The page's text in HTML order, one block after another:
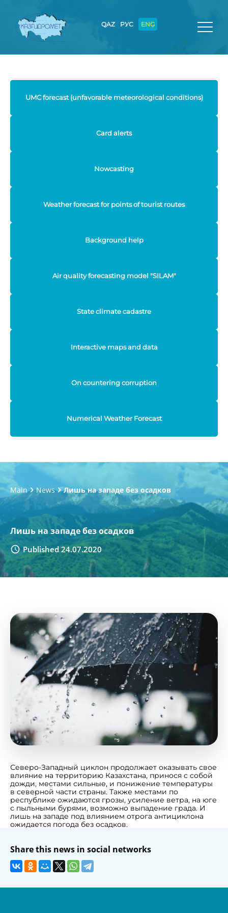
QAZ РУС ENG
UMC forecast (unfavorable meteorological conditions)
Card alerts
Nowcasting
Weather forecast for points of tourist routes
Background help
Air quality forecasting model "SILAM"
State climate cadastre
Interactive maps and data
On countering corruption
Numerical Weather Forecast
Main News Лишь на западе без осадков
Лишь на западе без осадков
Published 24.07.2020
Северо-Западный циклон продолжает оказывать свое
влияние на территорию Казахстана, принося с собой
дожди, местами сильные, и понижение температуры
в северной части страны. Также местами по
республике ожидаются грозы, усиление ветра, на юге
с пыльными бурями, возможно выпадение града. И
лишь на западе под влиянием отрога антициклона
ожидается погода без осадков.
Share this news in social networks